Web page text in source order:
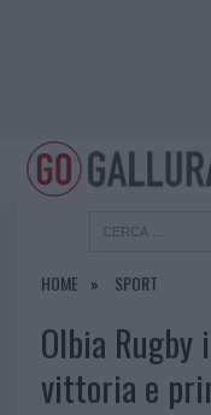
HOME SPORT
Olbia Rugby
vittoria e